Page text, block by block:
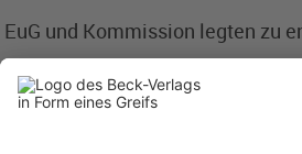
EuG und Kommission legten zu
Nach Ansicht des Vereinigten Königreichs
Körperschaftsteuersystem das